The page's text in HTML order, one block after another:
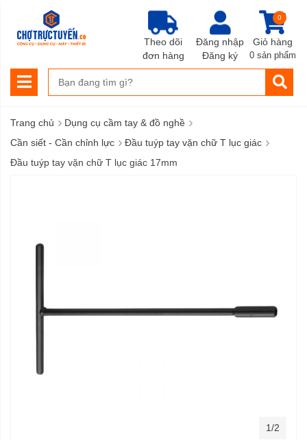
Đăng nhập
Đăng ký
Giỏ hàng
0
0 sản phẩm
Theo dõi
đơn hàng
Trang chủ › Dụng cụ cầm tay & đồ nghề ›
Cần siết - Cần chỉnh lực › Đầu tuýp tay vặn chữ T lục giác ›
Đầu tuýp tay vặn chữ T lục giác 17mm
1/2